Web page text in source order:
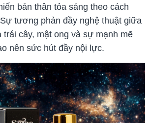
bản thân tỏa sáng theo cách
tương phản đầy nghệ thuật giữa
trái cây, mật ong và sự mạnh mẽ
nên sức hút đầy nội lực.